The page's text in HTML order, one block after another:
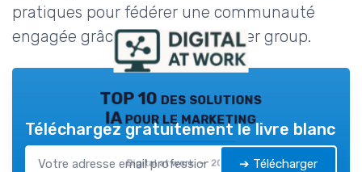
pratiques pour fédérer une communauté
engagée grâce à votre newsletter group.
TOP 10 des solutions
IA pour le marketing
Digital at work — 2026
Téléchargez gratuitement le livre blanc
➔ Télécharger